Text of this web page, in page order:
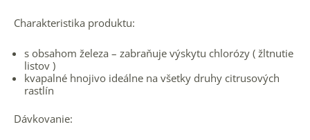
Charakteristika produktu:
s obsahom železa – zabraňuje výskytu chlorózy ( žltnutie
listov )
kvapalné hnojivo ideálne na všetky druhy citrusových
rastlín
Dávkovanie: